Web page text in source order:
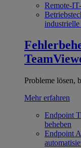
Remote-
Probleme lösen,
Mehr erfahren
Endpoint
beheben
Endpoint